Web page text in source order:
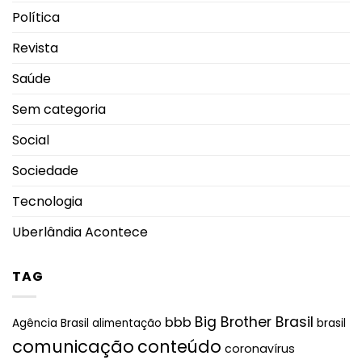
Política
Revista
Saúde
Sem categoria
Social
Sociedade
Tecnologia
Uberlândia Acontece
TAG
Agência Brasil alimentação bbb Big Brother Brasil brasil
comunicação conteúdo coronavírus